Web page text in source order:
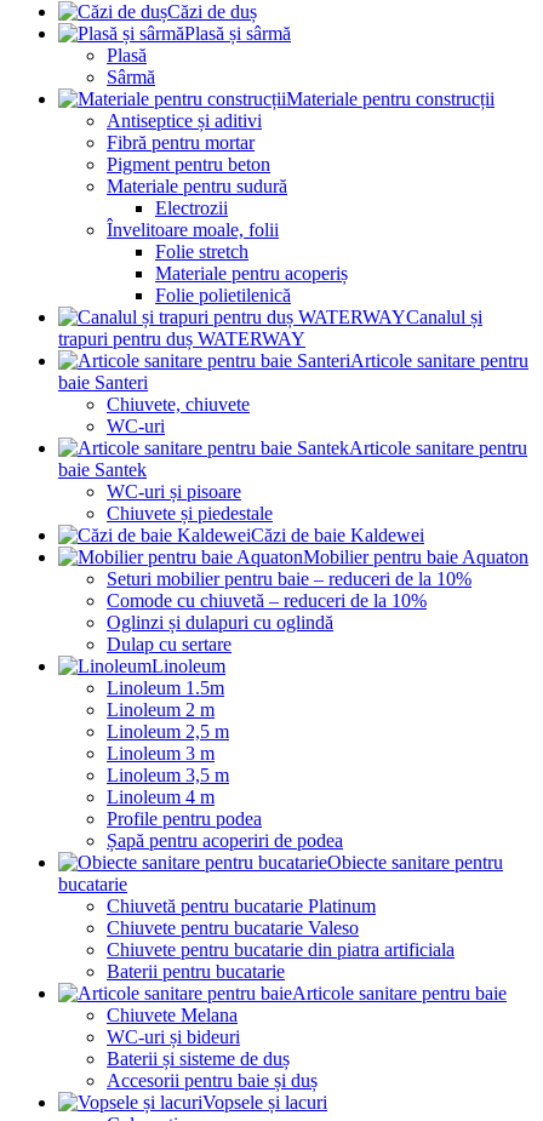
Căzi de duș
Plasă și sârmă
Plasă
Sârmă
Materiale pentru construcții
Antiseptice și aditivi
Fibră pentru mortar
Pigment pentru beton
Materiale pentru sudură
Electrozii
Învelitoare moale, folii
Folie stretch
Materiale pentru acoperiș
Folie polietilenică
Canalul și
trapuri pentru duș WATERWAY
Articole sanitare pentru
baie Santeri
Chiuvete, chiuvete
WC-uri
Articole sanitare pentru
baie Santek
WC-uri și pisoare
Chiuvete și piedestale
Căzi de baie Kaldewei
Mobilier pentru baie Aquaton
Seturi mobilier pentru baie – reduceri de la 10%
Comode cu chiuvetă – reduceri de la 10%
Oglinzi și dulapuri cu oglindă
Dulap cu sertare
Linoleum
Linoleum 1.5m
Linoleum 2 m
Linoleum 2,5 m
Linoleum 3 m
Linoleum 3,5 m
Linoleum 4 m
Profile pentru podea
Șapă pentru acoperiri de podea
Obiecte sanitare pentru
bucatarie
Chiuvetă pentru bucatarie Platinum
Chiuvete pentru bucatarie Valeso
Chiuvete pentru bucatarie din piatra artificiala
Baterii pentru bucatarie
Articole sanitare pentru baie
Chiuvete Melana
WC-uri și bideuri
Baterii și sisteme de duș
Accesorii pentru baie și duș
Vopsele și lacuri